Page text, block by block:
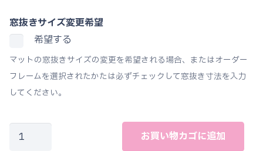
窓抜きサイズ変更希望
希望する
マットの窓抜きサイズの変更を希望される場合、またはオーダー
フレームを選択されたかたは必ずチェックして窓抜き寸法を入力
してください。
お買い物カゴに追加